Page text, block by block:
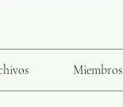
Miembros